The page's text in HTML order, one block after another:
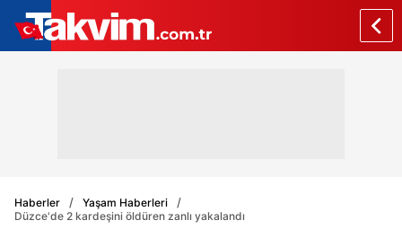
Haberler
Yaşam Haberleri
Düzce'de 2 kardeşini öldüren zanlı yakalandı